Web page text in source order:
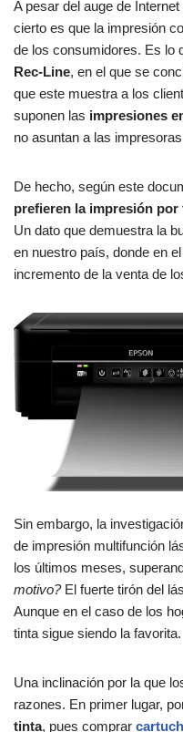
A pesar del auge de
cierto es que la impresión
de los consumidores. Es lo
Rec-Line, en el que se
que este muestra a los
suponen las impresiones
no asuntan a las
De hecho, según este
prefieren la impresión por
Un dato que demuestra la
en nuestro país, donde en
incremento de la venta de
Sin embargo, la
de impresión multifunción
los últimos meses,
motivo?El fuerte tirón del
Aunque en el caso de los
tinta sigue siendo la favorita.
Una inclinación por la que
razones. En primer lugar,
tinta, pues comprar